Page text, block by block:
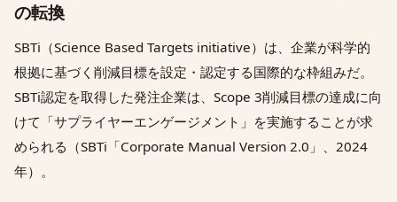
の転換
SBTi（Science Based Targets initiative）は、企業が科学的
根拠に基づく削減目標を設定・認定する国際的な枠組みだ。
SBTi認定を取得した発注企業は、Scope 3削減目標の達成に向
けて「サプライヤーエンゲージメント」を実施することが求
められる（SBTi「Corporate Manual Version 2.0」、2024
年）。